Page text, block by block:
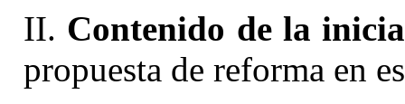
II. Contenido de la
propuesta de reforma en